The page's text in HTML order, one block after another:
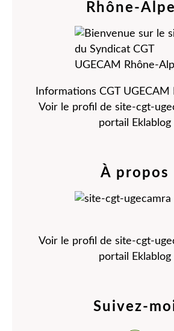
Rhône-
Informations CGT UGECAM
Voir le profil de site-cgt-
portail Eklablog
Suivez-
À propos
Voir le profil de site-cgt-
portail Eklablog